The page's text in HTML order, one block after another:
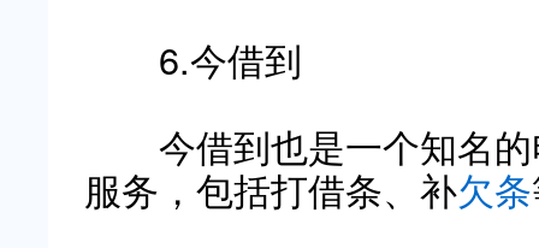
6.今借到
今借到也是一个知名的
服务，包括打借条、补欠条